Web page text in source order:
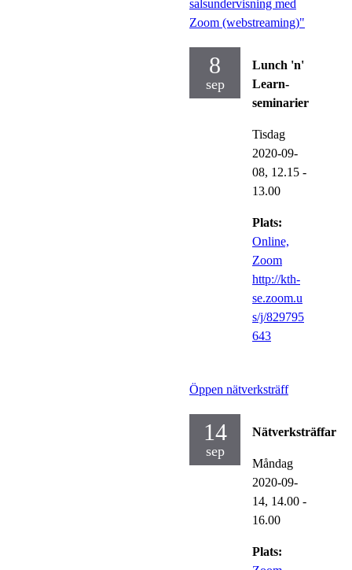
salsundervisning med
Zoom (webstreaming)"
8
sep
Lunch 'n'
Learn-
seminarier
Tisdag
2020-09-
08, 12.15 -
13.00
Plats:
Online,
Zoom
http://kth-
se.zoom.u
s/j/829795
643
Öppen nätverksträff
14
sep
Nätverksträffar
Måndag
2020-09-
14, 14.00 -
16.00
Plats: